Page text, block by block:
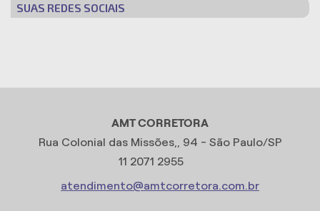
SUAS REDES SOCIAIS
AMT CORRETORA
Rua Colonial das Missões,, 94 - São Paulo/SP
11 2071 2955
atendimento@amtcorretora.com.br